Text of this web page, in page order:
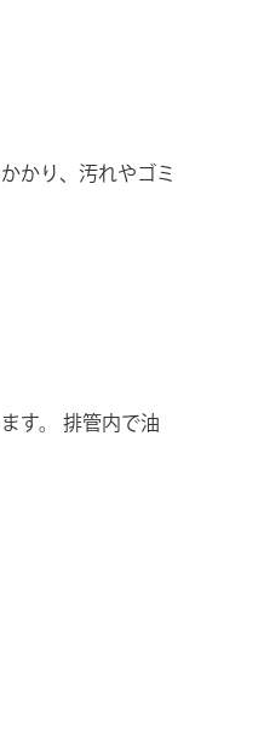
かり、汚れやゴミ
す。 排管内で油